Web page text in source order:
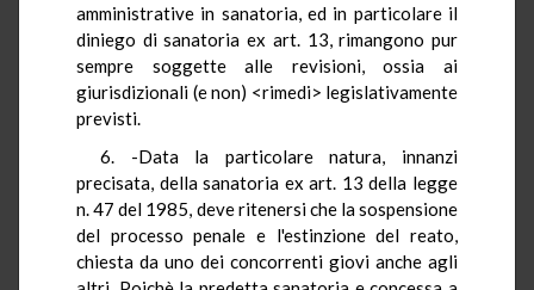
amministrative in sanatoria, ed in particolare il
diniego di sanatoria ex art. 13, rimangono pur
sempre soggette alle revisioni, ossia ai
giurisdizionali (e non) <rimedi> legislativamente
previsti.
6. -Data la particolare natura, innanzi
precisata, della sanatoria ex art. 13 della legge
n. 47 del 1985, deve ritenersi che la sospensione
del processo penale e l'estinzione del reato,
chiesta da uno dei concorrenti giovi anche agli